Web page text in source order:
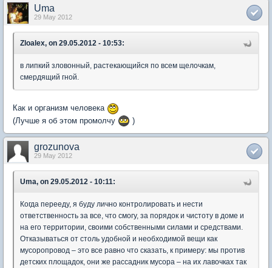
Uma
29 May 2012
Zloalex, on 29.05.2012 - 10:53:
в липкий зловонный, растекающийся по всем щелочкам,
смердящий гной.
Как и организм человека
(Лучше я об этом промолчу
)
grozunova
29 May 2012
Uma, on 29.05.2012 - 10:11:
Когда перееду, я буду лично контролировать и нести
ответственность за все, что смогу, за порядок и чистоту в доме и
на его территории, своими собственными силами и средствами.
Отказываться от столь удобной и необходимой вещи как
мусоропровод – это все равно что сказать, к примеру: мы против
детских площадок, они же рассадник мусора – на их лавочках так